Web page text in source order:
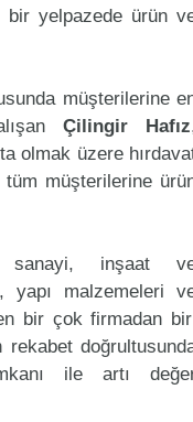
bir yelpazede ürün
müşterilerine
Çilingir Hafız
olmak üzere
müşterilerine
sanayi, inşaat
yapı malzemeleri
bir çok firmadan
ile artı